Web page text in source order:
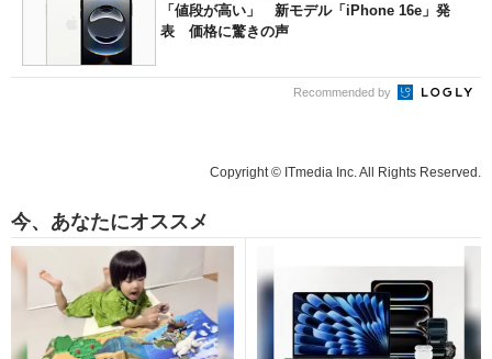
「値段が高い」 新モデル「iPhone 16e」発
表 価格に驚きの声
Recommended by
Copyright © ITmedia Inc. All Rights Reserved.
今、あなたにオススメ